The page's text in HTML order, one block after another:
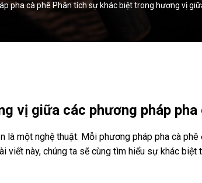
pha cà phê Phân tích sự khác biệt trong hương vị
vị giữa các phương pháp pha
là một nghệ thuật. Mỗi phương pháp pha cà
viết này, chúng ta sẽ cùng tìm hiểu sự khác